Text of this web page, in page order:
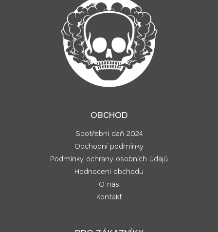
OBCHOD
Spotřební daň 2024
Obchodní podmínky
Podmínky ochrany osobních údajů
Hodnocení obchodu
O nás
Kontakt